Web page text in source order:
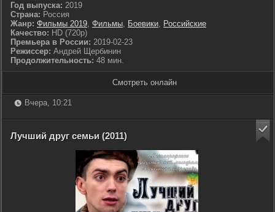
Год выпуска: 2019
Страна: Россия
Жанр: Фильмы 2019, Фильмы, Боевики, Российские
Качество: HD (720p)
Премьера в России: 2019-02-23
Режиссер: Андрей Щербинин
Продолжительность: 48 мин.
Смотреть онлайн
Вчера, 10:21
Лучший друг семьи (2011)